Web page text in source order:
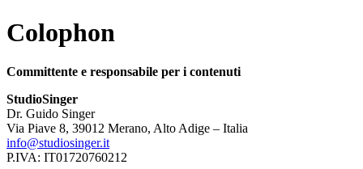
Colophon
Committente e responsabile per i contenuti
StudioSinger
Dr. Guido Singer
Via Piave 8, 39012 Merano, Alto Adige – Italia
info@studiosinger.it
P.IVA: IT01720760212